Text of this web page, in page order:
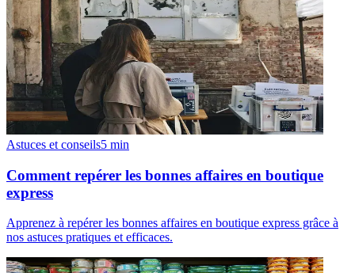
Astuces et conseils5 min
Comment repérer les bonnes affaires en boutique
express
Apprenez à repérer les bonnes affaires en boutique express grâce à
nos astuces pratiques et efficaces.